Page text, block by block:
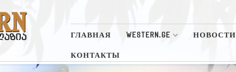
ГЛАВНАЯ WESTERN.GE НОВОСТИ
КОНТАКТЫ